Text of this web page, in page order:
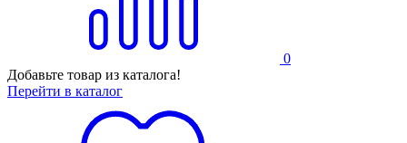
0
Добавьте товар из каталога!
Перейти в каталог